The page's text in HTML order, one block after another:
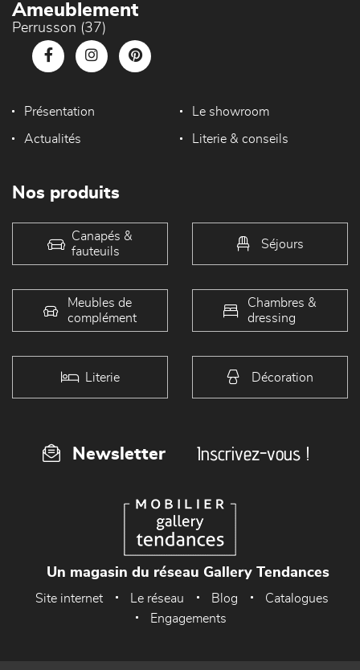
Ameublement
Perrusson (37)
Présentation Le showroom
Actualités Literie & conseils
Nos produits
Canapés &
fauteuils
Séjours
Meubles de
complément
Chambres &
dressing
Literie Décoration
Newsletter Inscrivez-vous !
Un magasin du réseau Gallery Tendances
Site internet Le réseau Blog
Catalogues
Engagements